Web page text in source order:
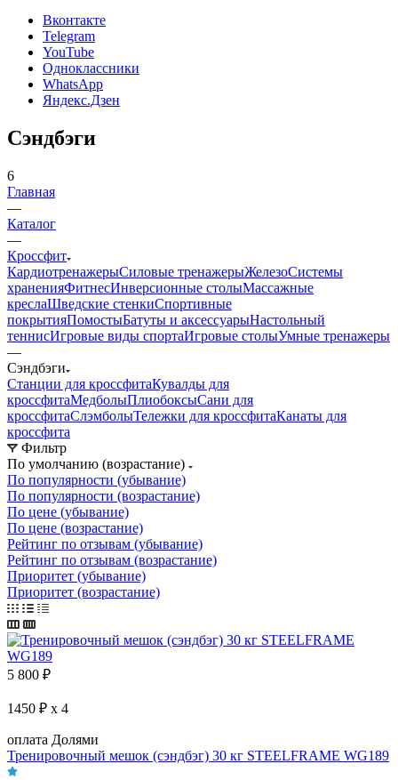
Вконтакте
Telegram
YouTube
Одноклассники
WhatsApp
Яндекс.Дзен
Сэндбэги
6
Главная
—
Каталог
—
Кроссфит
КардиотренажерыСиловые тренажерыЖелезоСистемы
храненияФитнесИнверсионные столыМассажные
креслаШведские стенкиСпортивные
покрытияПомостыБатуты и аксессуарыНастольный
теннисИгровые виды спортаИгровые столыУмные тренажеры
—
Сэндбэги
Станции для кроссфитаКувалды для
кроссфитаМедболыПлиобоксыСани для
кроссфитаСлэмболыТележки для кроссфитаКанаты для
кроссфита
Фильтр
По умолчанию (возрастание)
По популярности (убывание)
По популярности (возрастание)
По цене (убывание)
По цене (возрастание)
Рейтинг по отзывам (убывание)
Рейтинг по отзывам (возрастание)
Приоритет (убывание)
Приоритет (возрастание)
5 800 ₽
1450 ₽ x 4
оплата Долями
Тренировочный мешок (сэндбэг) 30 кг STEELFRAME WG189